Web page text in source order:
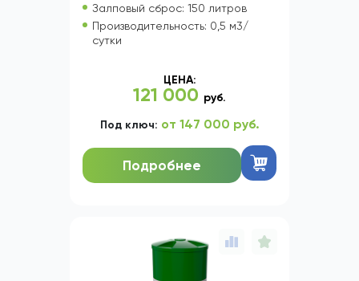
Залповый сброс: 150 литров
Производительность: 0,5 м3/
сутки
ЦЕНА:
121 000 руб.
Под ключ: от 147 000 руб.
Подробнее